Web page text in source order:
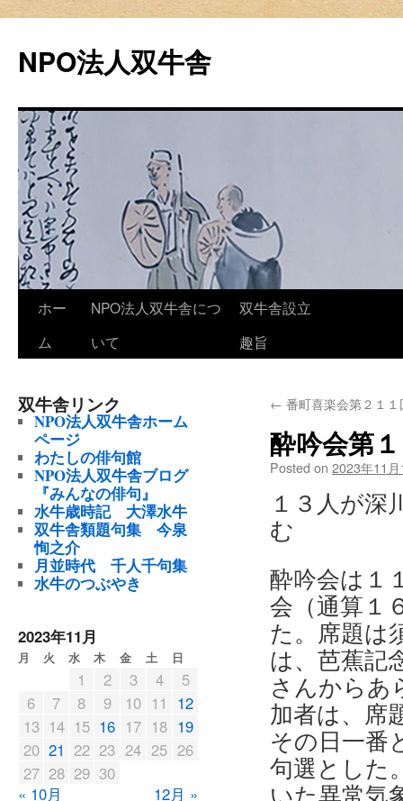
NPO法人双牛舎
Skip
ホー
ム
NPO法人双牛舎につ
いて
双牛舎設立
趣旨
← 番町喜楽会第２１
酔吟会第
Posted on 2023年11
１３人が深
む
酔吟会は１
会（通算１
た。席題は
は、芭蕉記
さんからあ
加者は、席
その日一番
句選とした
いた異常気
双牛舎リンク
NPO法人双牛舎ホーム
ページ
わたしの俳句館
NPO法人双牛舎ブログ
『みんなの俳句』
水牛歳時記大澤水牛
双牛舎類題句集 今泉
恂之介
月並時代 千人千句集
水牛のつぶやき
2023年11月
月 火 水 木 金 土 日
« 10月 12月 »
1 2 3 4
5
6
7 8 9 10 11
12
13 14 15 16 17 18 19
20 21 22 23 24 25 26
27 28 29 30